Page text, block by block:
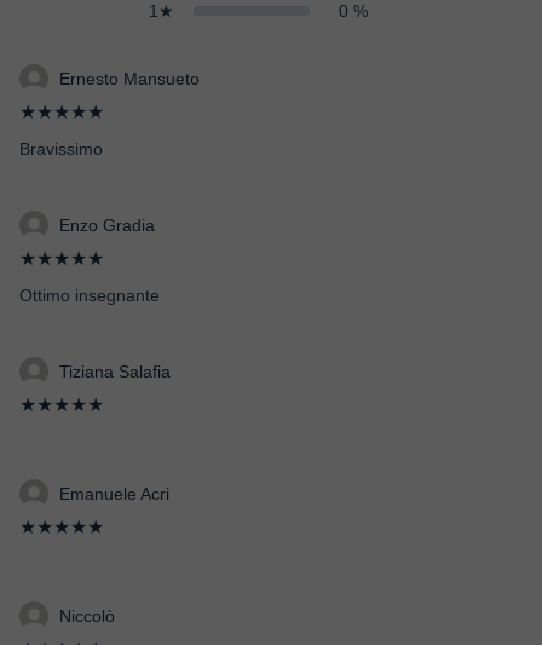
1★
0 %
Ernesto Mansueto
★★★★★
Bravissimo
Enzo Gradia
★★★★★
Ottimo insegnante
Tiziana Salafia
★★★★★
Emanuele Acri
★★★★★
Niccolò